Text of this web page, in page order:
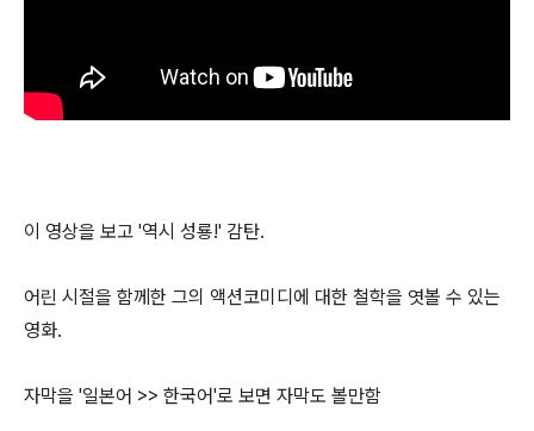
이 영상을 보고 '역시 성룡!' 감탄.
어린 시절을 함께한 그의 액션코미디에 대한 철학을 엿볼 수 있는
영화.
자막을 '일본어 >> 한국어'로 보면 자막도 볼만함